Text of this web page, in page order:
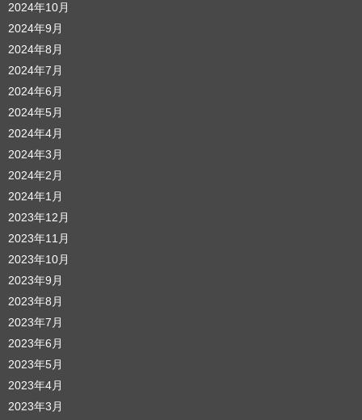
2024年10月
2024年9月
2024年8月
2024年7月
2024年6月
2024年5月
2024年4月
2024年3月
2024年2月
2024年1月
2023年12月
2023年11月
2023年10月
2023年9月
2023年8月
2023年7月
2023年6月
2023年5月
2023年4月
2023年3月